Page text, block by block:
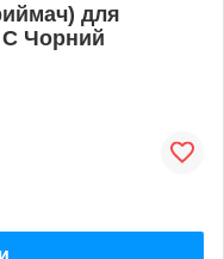
для
C Чорний